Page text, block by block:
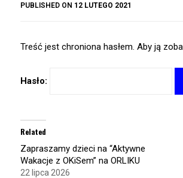
PUBLISHED ON 12 LUTEGO 2021
Treść jest chroniona hasłem. Aby ją
Hasło:
Related
Zapraszamy dzieci na “Aktywne
Wakacje z OKiSem” na ORLIKU
22 lipca 2026